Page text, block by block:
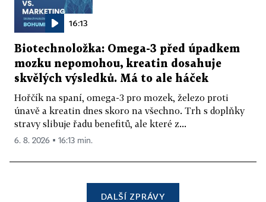
16:13
Biotechnoložka: Omega-3 před úpadkem
mozku nepomohou, kreatin dosahuje
skvělých výsledků. Má to ale háček
Hořčík na spaní, omega-3 pro mozek, železo proti
únavě a kreatin dnes skoro na všechno. Trh s doplňky
stravy slibuje řadu benefitů, ale které z...
6. 8. 2026 ▪ 16:13 min.
DALŠÍ ZPRÁVY